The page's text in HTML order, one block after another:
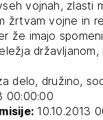
vojnah, zlasti
žrtvam vojne in
že imajo
državljanom,
delo, družino,
00:00:00
10.10.2013